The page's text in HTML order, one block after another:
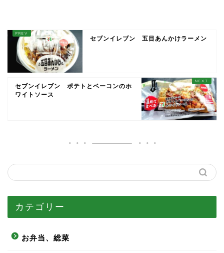
セブンイレブン 五目あんかけラーメン
セブンイレブン ポテトとベーコンのホ
ワイトソース
カテゴリー
お弁当、総菜